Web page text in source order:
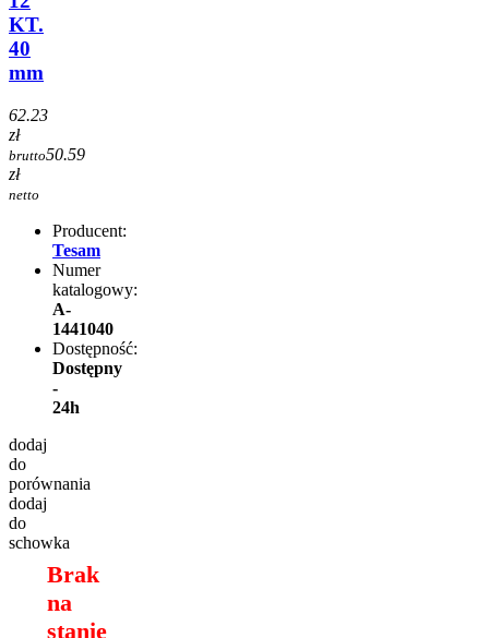
KT.
40
mm
62.23
zł
brutto50.59
zł
netto
Producent:
Tesam
Numer
katalogowy:
A-
1441040
Dostępność:
Dostępny
-
24h
dodaj
do
porównania
dodaj
do
schowka
Brak
na
stanie